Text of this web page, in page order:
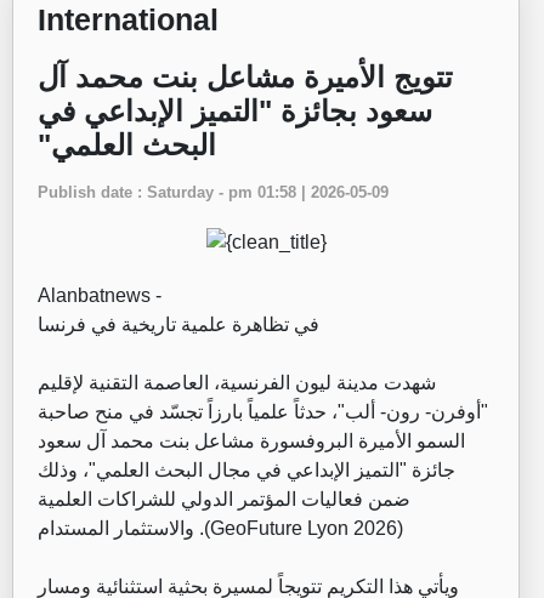
International
تتويج الأميرة مشاعل بنت محمد آل
سعود بجائزة "التميز الإبداعي في
البحث العلمي"
Publish date : Saturday - pm 01:58 | 2026-05-09
Alanbatnews -
في تظاهرة علمية تاريخية في فرنسا
شهدت مدينة ليون الفرنسية، العاصمة التقنية لإقليم
"أوفرن- رون- ألب"، حدثاً علمياً بارزاً تجسّد في منح صاحبة
السمو الأميرة البروفسورة مشاعل بنت محمد آل سعود
جائزة "التميز الإبداعي في مجال البحث العلمي"، وذلك
ضمن فعاليات المؤتمر الدولي للشراكات العلمية
والاستثمار المستدام .(GeoFuture Lyon 2026)
ويأتي هذا التكريم تتويجاً لمسيرة بحثية استثنائية ومسار